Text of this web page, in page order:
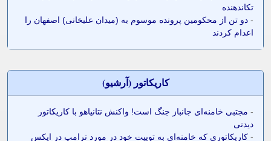
تکاندهنده
- دو تن از محکومین پرونده موسوم به (میدان علیخانی) اصفهان را
اعدام کردند
کاريکاتور (آرشيو)
- مجتبی خامنه‌ای جانباز جنگ است! واکنش نتانیاهو با کاریکاتور
دیدنی
- کاریکاتوری که خامنه‌ای به توییت خود در مورد ترامپ در ایکس